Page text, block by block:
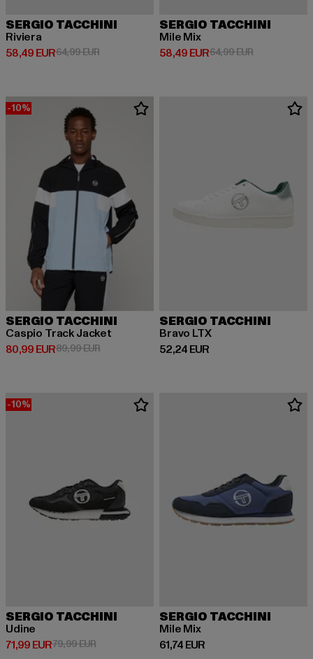
SERGIO TACCHINI
Riviera
58,49 EUR
Prix courant: 58,49 EUR
64,99 EURPrix en promotion: 64,99 EUR
SERGIO TACCHINI
Mile Mix
58,49 EUR
Prix courant: 58,49 EUR
64,99 EURPrix en
-10%
SERGIO TACCHINI
Caspio Track Jacket
80,99 EUR
Prix courant: 80,99 EUR
89,99 EURPrix en promotion: 89,99 EUR
SERGIO TACCHINI
Bravo LTX
52,24 EUR
Prix courant: 52,24 EUR
-10%
SERGIO TACCHINI
Udine
71,99 EUR
Prix courant: 71,99 EUR
79,99 EURPrix en promotion: 79,99 EUR
SERGIO TACCHINI
Mile Mix
61,74 EUR
Prix courant: 61,74 EUR